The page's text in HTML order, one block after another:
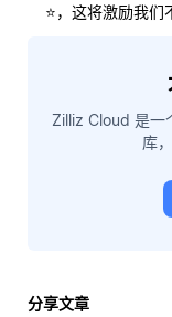
⭐，这将激励我们
Zilliz Cloud 是一
库
分享文章